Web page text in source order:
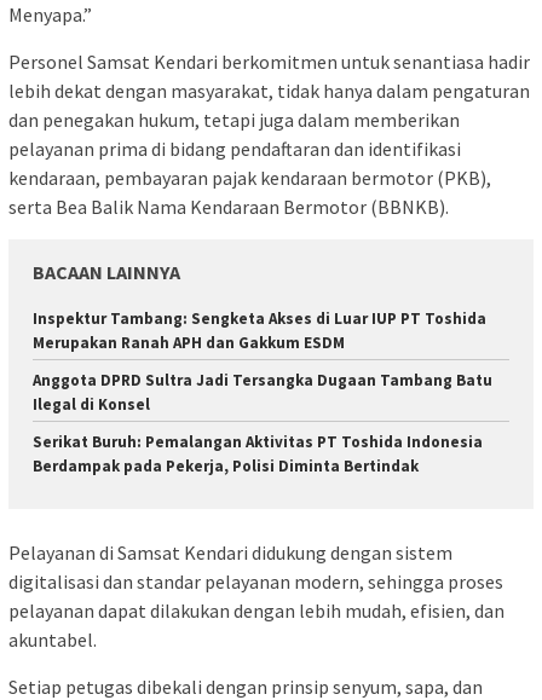
Menyapa.”
Personel Samsat Kendari berkomitmen untuk senantiasa hadir
lebih dekat dengan masyarakat, tidak hanya dalam pengaturan
dan penegakan hukum, tetapi juga dalam memberikan
pelayanan prima di bidang pendaftaran dan identifikasi
kendaraan, pembayaran pajak kendaraan bermotor (PKB),
serta Bea Balik Nama Kendaraan Bermotor (BBNKB).
BACAAN LAINNYA
Inspektur Tambang: Sengketa Akses di Luar IUP PT Toshida
Merupakan Ranah APH dan Gakkum ESDM
Anggota DPRD Sultra Jadi Tersangka Dugaan Tambang Batu
Ilegal di Konsel
Serikat Buruh: Pemalangan Aktivitas PT Toshida Indonesia
Berdampak pada Pekerja, Polisi Diminta Bertindak
Pelayanan di Samsat Kendari didukung dengan sistem
digitalisasi dan standar pelayanan modern, sehingga proses
pelayanan dapat dilakukan dengan lebih mudah, efisien, dan
akuntabel.
Setiap petugas dibekali dengan prinsip senyum, sapa, dan